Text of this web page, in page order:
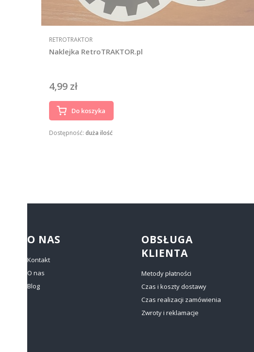
Naklejka RetroTRAKTOR.pl
PRODUCENT
RETROTRAKTOR
Cena
4,99 zł
Do koszyka
Dostępność:duża ilość
Linki w stopce
O NAS
Kontakt
O nas
Blog
OBSŁUGA
KLIENTA
Metody płatności
Czas i koszty dostawy
Czas realizacji zamówienia
Zwroty i reklamacje